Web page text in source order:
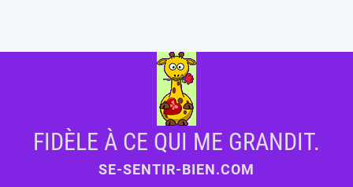
FIDÈLE À CE QUI ME GRANDIT.
SE-SENTIR-BIEN.COM